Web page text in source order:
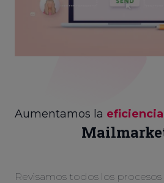
Aumentamos la
Revisamos todos los